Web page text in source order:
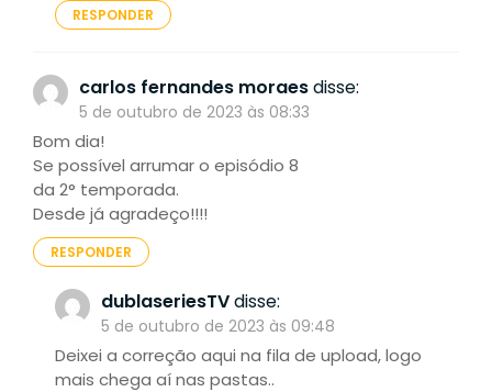
RESPONDER
carlos fernandes moraesdisse:
5 de outubro de 2023 às 08:33
Bom dia!
Se possível arrumar o episódio 8
da 2° temporada.
Desde já agradeço!!!!
RESPONDER
dublaseriesTVdisse:
5 de outubro de 2023 às 09:48
Deixei a correção aqui na fila de upload, logo
mais chega aí nas pastas..